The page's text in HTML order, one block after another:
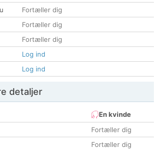
Fortæller dig
Fortæller dig
Fortæller dig
Log ind
Log ind
detaljer
En kvinde
Fortæller dig
Fortæller dig